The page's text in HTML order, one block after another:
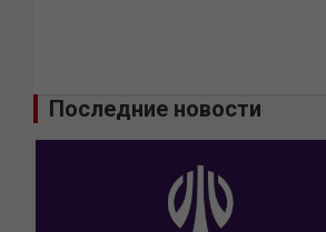
Последние новости